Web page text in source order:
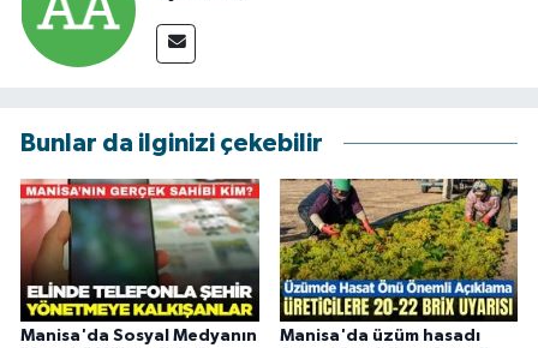
Bunlar da ilginizi çekebilir
Manisa'da ​​Sosyal Medyanın
Manisa'da üzüm hasadı